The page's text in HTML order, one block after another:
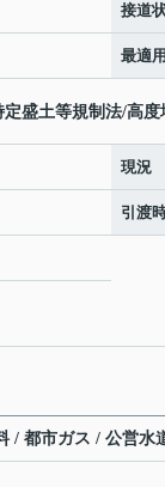
接道
最適
盛土等規制法/高
現況
引渡
/ 都市ガス / 公営水